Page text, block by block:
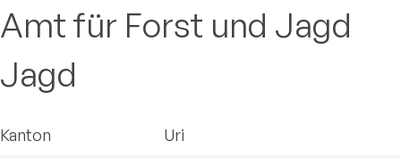
Amt für Forst und Jagd
Jagd
Kanton Uri